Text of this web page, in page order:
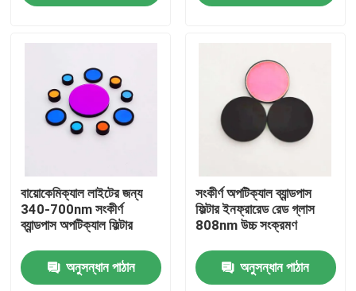
ভিডিও
কারখানা ভ্রমণ
মান নিয়ন্ত্রণ
বায়োকেমিক্যাল লাইটের জন্য
340-700nm সংকীর্ণ
ব্যান্ডপাস অপটিক্যাল ফিল্টার
অনুসন্ধান পাঠান
সংকীর্ণ অপটিক্যাল ব্যান্ডপাস
ফিল্টার ইনফ্রারেড রেড গ্লাস
808nm উচ্চ সংক্রমণ
অনুসন্ধান পাঠান